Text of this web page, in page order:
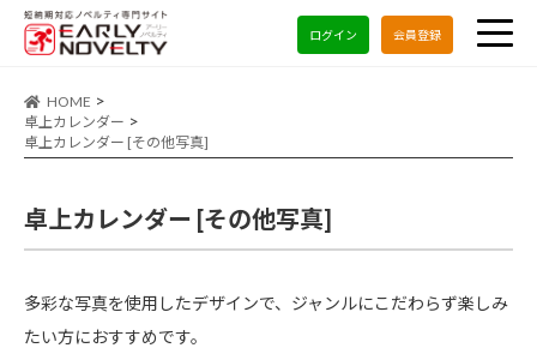
ログイン 会員登録
HOME
卓上カレンダー
卓上カレンダー [その他写真]
卓上カレンダー [その他写真]
多彩な写真を使用したデザインで、ジャンルにこだわらず楽しみ
たい方におすすめです。